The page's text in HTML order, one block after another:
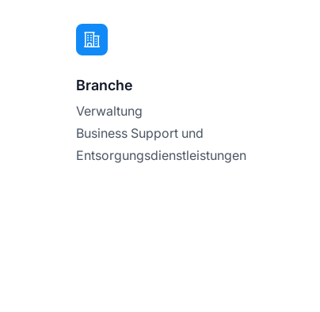
Branche
Verwaltung
Business Support und
Entsorgungsdienstleistungen